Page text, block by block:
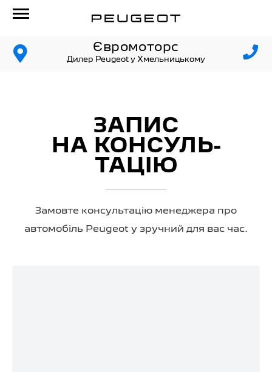
Євромоторс
Дилер Peugeot у Хмельницькому
ЗАПИС
НА КОНСУЛЬ­
ТАЦІЮ
Замовте консультацію менеджера про
автомобіль Peugeot у зручний для вас час.